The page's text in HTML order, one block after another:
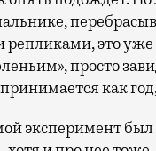
репликами, это
просто
как
эксперимент был